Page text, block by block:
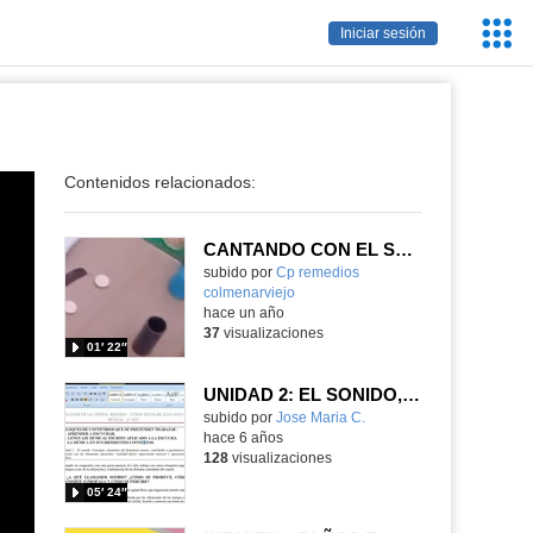
Iniciar sesión
Contenidos relacionados:
CANTANDO CON EL SR. PIMIENTO
Contenido educativo.
subido por Cp remedios
colmenarviejo
01′ 22″
-
hace un año
37visualizaciones
UNIDAD 2: EL SONIDO, I PARTE
subido por Jose Maria C.
05′ 24″
hace 6 años
128visualizaciones